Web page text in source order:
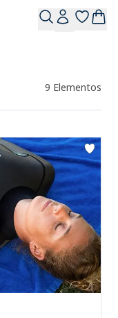
9 Elementos